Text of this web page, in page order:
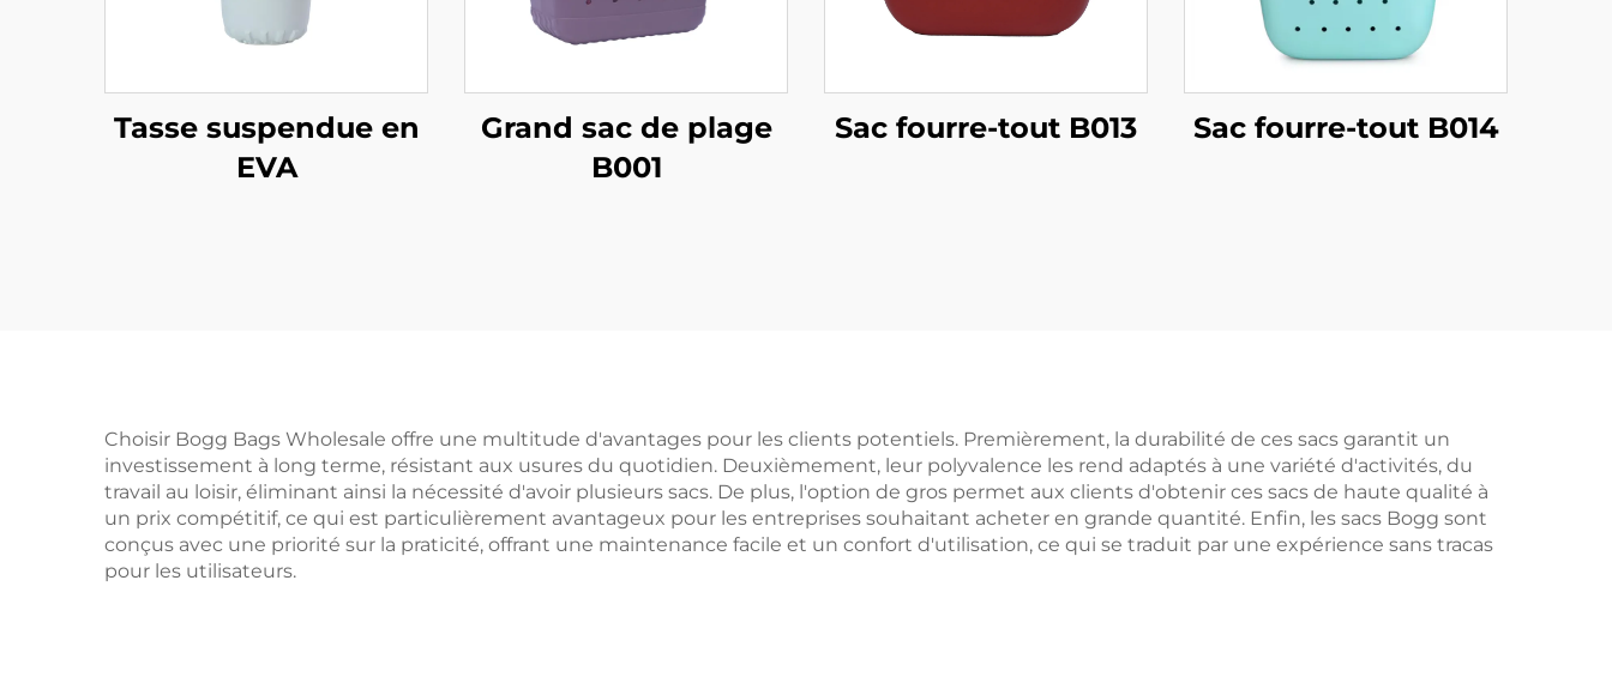
Tasse suspendue en
EVA
Grand sac de plage
B001
Sac fourre-tout B013 Sac fourre-tout B014
Choisir Bogg Bags Wholesale offre une multitude d'avantages pour les clients potentiels. Premièrement, la durabilité de ces sacs garantit un
investissement à long terme, résistant aux usures du quotidien. Deuxièmement, leur polyvalence les rend adaptés à une variété d'activités, du
travail au loisir, éliminant ainsi la nécessité d'avoir plusieurs sacs. De plus, l'option de gros permet aux clients d'obtenir ces sacs de haute qualité à
un prix compétitif, ce qui est particulièrement avantageux pour les entreprises souhaitant acheter en grande quantité. Enfin, les sacs Bogg sont
conçus avec une priorité sur la praticité, offrant une maintenance facile et un confort d'utilisation, ce qui se traduit par une expérience sans tracas
pour les utilisateurs.